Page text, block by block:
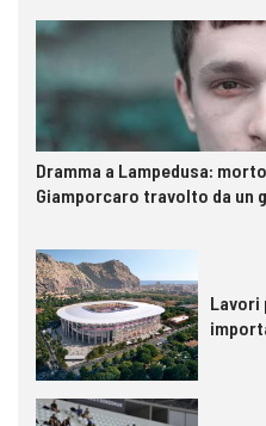
Dramma a Lampedusa:
Giamporcaro travolto da un
Lavori